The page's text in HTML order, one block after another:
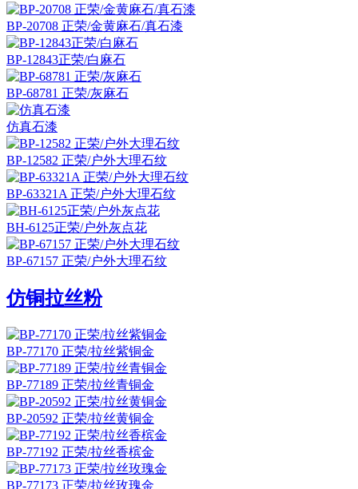
BP-20708 正荣/金黄麻石/真石漆
BP-12843正荣/白麻石
BP-68781 正荣/灰麻石
仿真石漆
BP-12582 正荣/户外大理石纹
BP-63321A 正荣/户外大理石纹
BH-6125正荣/户外灰点花
BP-67157 正荣/户外大理石纹
仿铜拉丝粉
BP-77170 正荣/拉丝紫铜金
BP-77189 正荣/拉丝青铜金
BP-20592 正荣/拉丝黄铜金
BP-77192 正荣/拉丝香槟金
BP-77173 正荣/拉丝玫瑰金